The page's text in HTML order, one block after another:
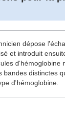
dépose
et introduit
d'hémoglobine
bandes distinctes
d'hémoglobine.